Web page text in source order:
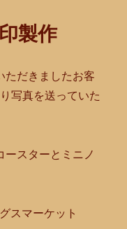
製作
ただきましたお客
写真を送っていた
ースターとミニノ
スマーケット